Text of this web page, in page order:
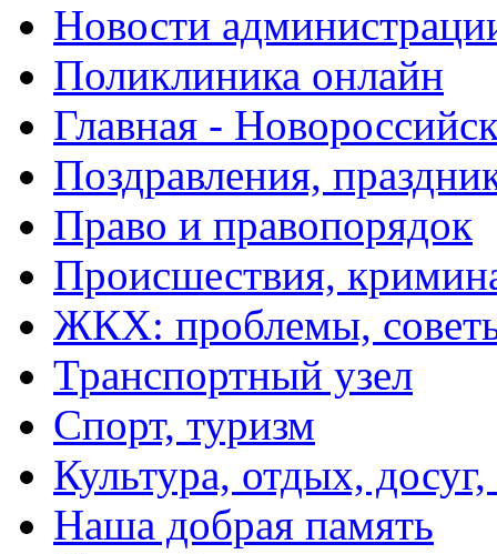
Новости
Поликлиника онлайн
Главная -
Поздравления,
Право и правопорядок
Происшествия,
ЖКХ: проблемы,
Транспортный узел
Спорт, туризм
Культура, отдых,
Наша добрая память